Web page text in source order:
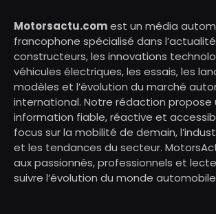
Motorsactu.comest un média
francophone spécialisé dans
constructeurs, les innovations
véhicules électriques, les essais, les
modèles et l’évolution du marché
international. Notre rédaction propose
information fiable, réactive et
focus sur la mobilité de demain,
et les tendances du secteur.
aux passionnés, professionnels et
suivre l’évolution du monde